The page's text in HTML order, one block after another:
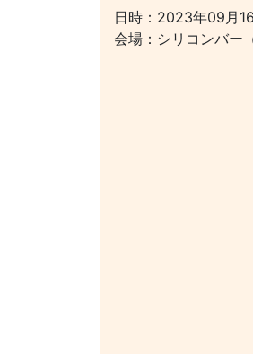
日時：2023年09月
会場：シリコンバー